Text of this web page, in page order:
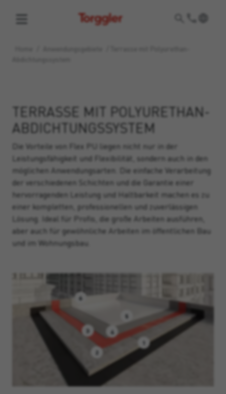
Torggler
TERRASSE MIT POLYURETHAN-
ABDICHTUNGSSYSTEM
Die Vorteile von Flex PU liegen nicht nur in der
Leistungsfähigkeit und Flexibilität, sondern auch in den
möglichen Anwendungsarten. Die einfache Verarbeitung
der verschiedenen Schichten und die Garantie einer
hervorragenden Leistung und Haltbarkeit machen es zu
einer kompletten, professionellen und zuverlässigen
Lösung. Ideal für Profis, die große Arbeiten ausführen,
aber auch für gewöhnliche Arbeiten im öffentlichen Bau
und im Wohnungsbau.
1
3 4
5
6